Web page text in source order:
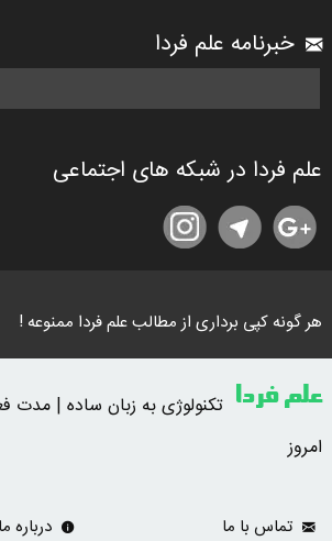
خبرنامه علم فردا
علم فردا در شبکه های اجتماعی
هر گونه کپی برداری از مطالب علم فردا ممنوعه !
علم فردا
امروز
تماس با ما درباره ما